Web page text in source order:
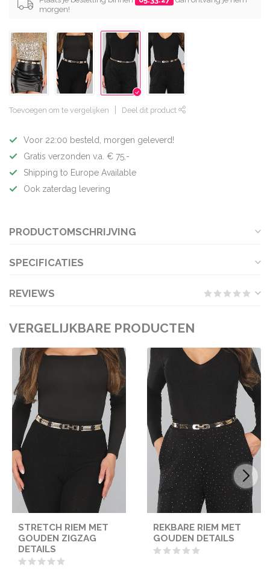
morgen!
Toevoegen om te vergelijken Deel dit product
Voor 22:00 besteld, morgen geleverd!
Gratis verzonden v.a. € 75,-
Shipping to Europe Available
Ook zaterdag levering
PRODUCTOMSCHRIJVING
SPECIFICATIES
REVIEWS
VERGELIJKBARE PRODUCTEN
STRETCH RIEM MET
GOUDEN ZIGZAG
DETAILS
REKBARE RIEM MET
GOUDEN DETAILS